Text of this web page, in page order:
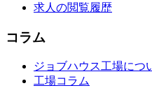
求人の閲覧履歴
コラム
ジョブハウス工場につ
工場コラム